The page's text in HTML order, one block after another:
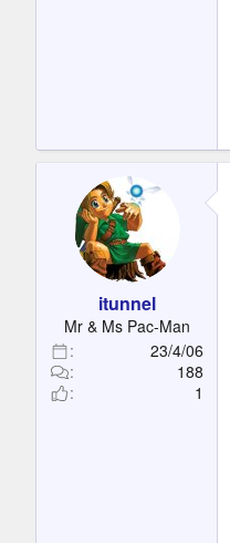
itunnel
Mr & Ms Pac-Man
23/4/06
188
1